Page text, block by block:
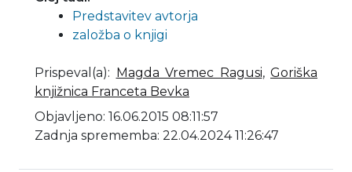
Predstavitev avtorja
založba o knjigi
Prispeval(a): Magda Vremec Ragusi, Goriška
knjižnica Franceta Bevka
Objavljeno: 16.06.2015 08:11:57
Zadnja sprememba: 22.04.2024 11:26:47